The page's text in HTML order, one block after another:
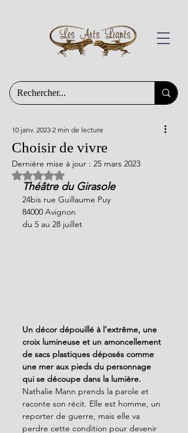
Choisir de vivre
10 janv. 2023 2 min de lecture
Dernière mise à jour : 25 mars 2023
Noté NaN étoiles sur 5.
Théâtre du Girasole
24bis rue Guillaume Puy
84000 Avignon
du 5 au 28 juillet
Un décor dépouillé à l’extrême, une
croix lumineuse et un amoncellement
de sacs plastiques déposés comme
une mer aux pieds du personnage
qui se découpe dans la lumière.
Nathalie Mann prends la parole et
raconte son récit. Elle est homme, un
reporter de guerre, mais elle va
perdre cette condition pour devenir